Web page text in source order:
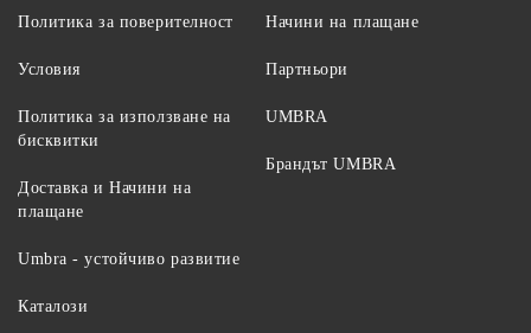
Политика за поверителност
Условия
Политика за използване на
бисквитки
Доставка и Начини на
плащане
Начини на плащане
Партньори
UMBRA
Брандът UMBRA
Umbra - устойчиво развитие
Каталози